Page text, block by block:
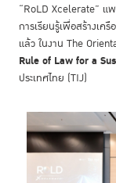
“RoLD Xcelerate”
การเรียนรู้เพื่อสร้างเค
แล้ว ในงาน The
Rule of Law for a
ประเทศไทย (TIJ)